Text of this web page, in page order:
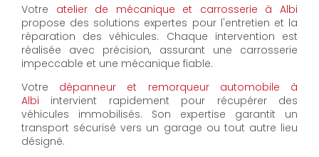
Votre atelier de mécanique et carrosserie à Albi
propose des solutions expertes pour l'entretien et la
réparation des véhicules. Chaque intervention est
réalisée avec précision, assurant une carrosserie
impeccable et une mécanique fiable.
Votre dépanneur et remorqueur automobile à
Albi intervient rapidement pour récupérer des
véhicules immobilisés. Son expertise garantit un
transport sécurisé vers un garage ou tout autre lieu
désigné.